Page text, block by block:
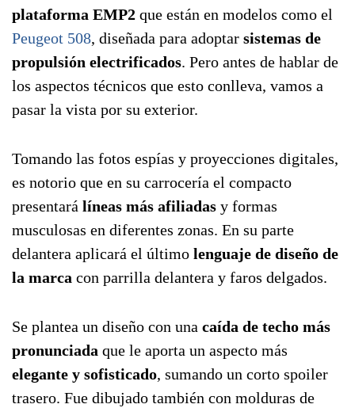
plataforma EMP2 que están en modelos como el
Peugeot 508, diseñada para adoptar sistemas de
propulsión electrificados. Pero antes de hablar de
los aspectos técnicos que esto conlleva, vamos a
pasar la vista por su exterior.
Tomando las fotos espías y proyecciones digitales,
es notorio que en su carrocería el compacto
presentará líneas más afiliadas y formas
musculosas en diferentes zonas. En su parte
delantera aplicará el último lenguaje de diseño de
la marca con parrilla delantera y faros delgados.
Se plantea un diseño con una caída de techo más
pronunciada que le aporta un aspecto más
elegante y sofisticado, sumando un corto spoiler
trasero. Fue dibujado también con molduras de